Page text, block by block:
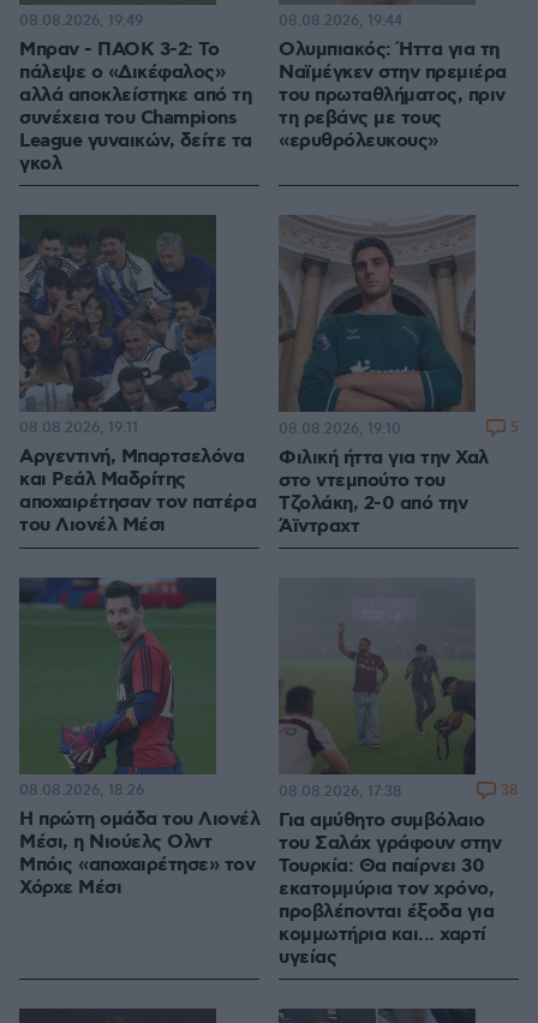
Μπραν - ΠΑΟΚ 3-2: Το
πάλεψε ο «Δικέφαλος»
αλλά αποκλείστηκε από τη
συνέχεια του Champions
League γυναικών, δείτε τα
γκολ
08.08.2026, 19:49
Ολυμπιακός: Ήττα για τη
Ναϊμέγκεν στην πρεμιέρα
του πρωταθλήματος, πριν
τη ρεβάνς με τους
«ερυθρόλευκους»
08.08.2026, 19:44
Αργεντινή, Μπαρτσελόνα
και Ρεάλ Μαδρίτης
αποχαιρέτησαν τον πατέρα
του Λιονέλ Μέσι
08.08.2026, 19:11
Φιλική ήττα για την Χαλ
στο ντεμπούτο του
Τζολάκη, 2-0 από την
Άϊντραχτ
08.08.2026, 19:10 5
Η πρώτη ομάδα του Λιονέλ
Μέσι, η Νιούελς Ολντ
Μπόις «αποχαιρέτησε» τον
Χόρχε Μέσι
08.08.2026, 18:26
Για αμύθητο συμβόλαιο
του Σαλάχ γράφουν στην
Τουρκία: Θα παίρνει 30
εκατομμύρια τον χρόνο,
προβλέπονται έξοδα για
κομμωτήρια και... χαρτί
υγείας
08.08.2026, 17:38 38